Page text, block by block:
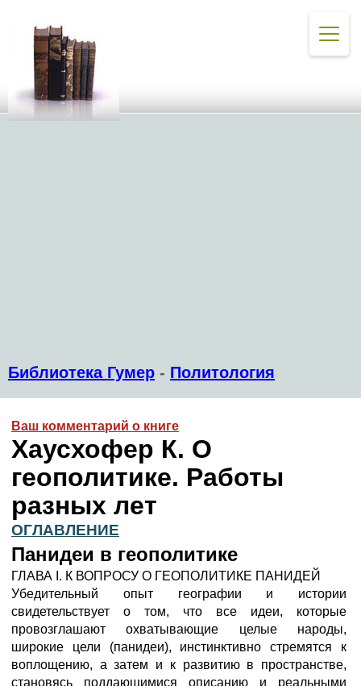
Библиотека Гумер - Политология
Ваш комментарий о книге
Хаусхофер К. О
геополитике. Работы
разных лет
ОГЛАВЛЕНИЕ
Панидеи в геополитике
ГЛАВА I. К ВОПРОСУ О ГЕОПОЛИТИКЕ ПАНИДЕЙ
Убедительный опыт географии и истории
свидетельствует о том, что все идеи, которые
провозглашают охватывающие целые народы,
широкие цели (панидеи), инстинктивно стремятся к
воплощению, а затем и к развитию в пространстве,
становясь поддающимися описанию и реальными